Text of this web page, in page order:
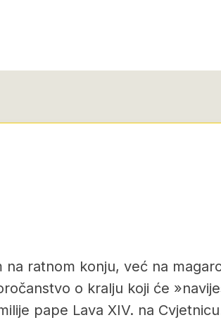
na ratnom konju, već na
o kralju koji će
pape Lava XIV. na